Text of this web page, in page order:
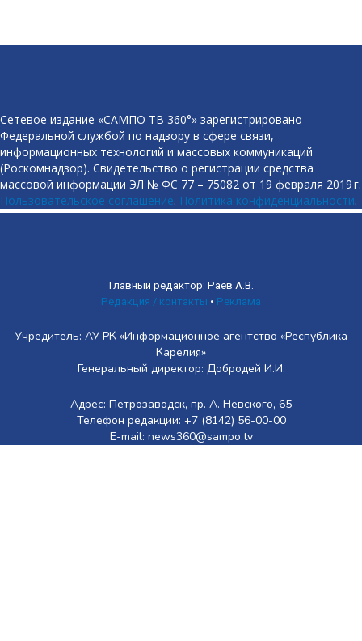
Сетевое издание «САМПО ТВ 360°» зарегистрировано
Федеральной службой по надзору в сфере связи,
информационных технологий и массовых коммуникаций
(Роскомнадзор). Свидетельство о регистрации средства
массовой информации ЭЛ № ФС 77 – 75082 от 19 февраля 2019 г.
Пользовательское соглашение. Политика конфиденциальности.
Главный редактор: Раев А.В.
Редакция / контакты • Реклама
Учредитель: АУ РК «Информационное агентство «Республика
Карелия»
Генеральный директор: Добродей И.И.
Адрес: Петрозаводск, пр. А. Невского, 65
Телефон редакции: +7 (8142) 56-00-00
E-mail: news360@sampo.tv